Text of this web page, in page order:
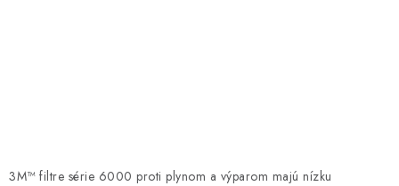
3M™ filtre série 6000 proti plynom a výparom majú nízku